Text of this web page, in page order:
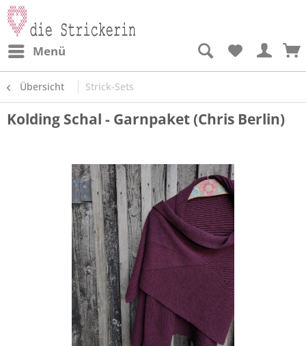
Menü
Übersicht Strick-Sets
Kolding Schal - Garnpaket (Chris Berlin)